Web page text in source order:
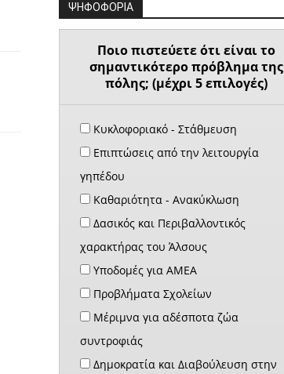
ΨΗΦΟΦΟΡΙΑ
Ποιο πιστεύετε ότι είναι το
σημαντικότερο πρόβλημα της
πόλης; (μέχρι 5 επιλογές)
Κυκλοφοριακό - Στάθμευση
Επιπτώσεις από την λειτουργία
γηπέδου
Καθαριότητα - Ανακύκλωση
Δασικός και Περιβαλλοντικός
χαρακτήρας του Άλσους
Υποδομές για ΑΜΕΑ
Προβλήματα Σχολείων
Μέριμνα για αδέσποτα ζώα
συντροφιάς
Δημοκρατία και Διαβούλευση στην